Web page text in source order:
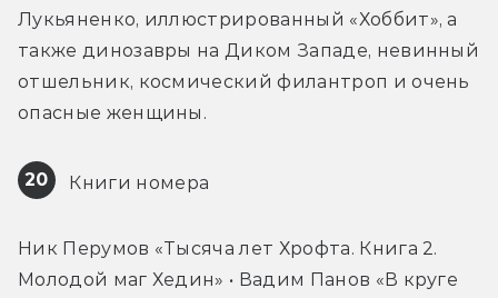
Лукьяненко, иллюстрированный «Хоббит», а
также динозавры на Диком Западе, невинный
отшельник, космический филантроп и очень
опасные женщины.
20 Книги номера
Ник Перумов «Тысяча лет Хрофта. Книга 2.
Молодой маг Хедин» • Вадим Панов «В круге